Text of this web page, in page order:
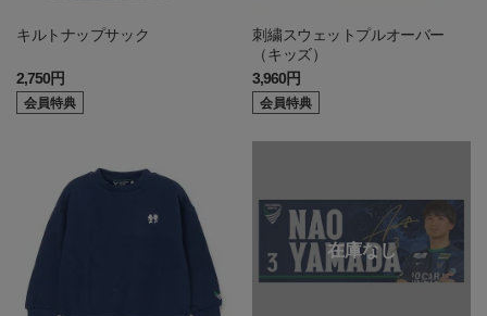
キルトナップサック
2,750円
会員特典
刺繍スウェットプルオーバー
（キッズ）
3,960円
会員特典